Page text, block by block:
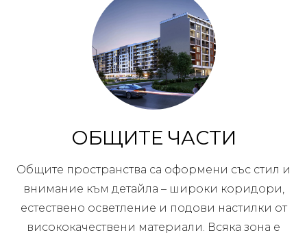
ОБЩИТЕ ЧАСТИ
Общите пространства са оформени със стил и
внимание към детайла – широки коридори,
естествено осветление и подови настилки от
висококачествени материали. Всяка зона е